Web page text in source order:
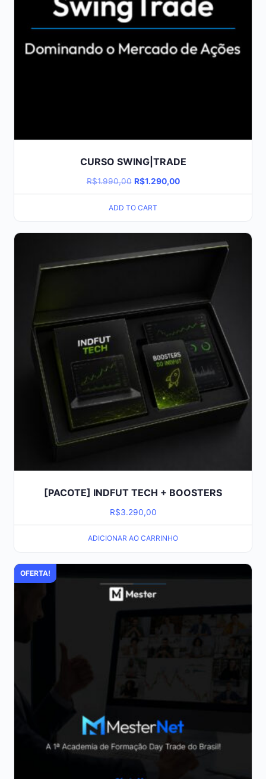
CURSO SWING|TRADE
R$1.990,00 R$1.290,00
ADD TO CART
[PACOTE] INDFUT TECH + BOOSTERS
R$3.290,00
ADICIONAR AO CARRINHO
OFERTA!